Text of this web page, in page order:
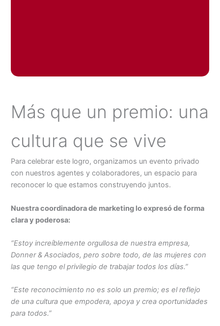
Más que un premio: una
cultura que se vive
Para celebrar este logro, organizamos un evento privado
con nuestros agentes y colaboradores, un espacio para
reconocer lo que estamos construyendo juntos.
Nuestra coordinadora de marketing lo expresó de forma
clara y poderosa:
“Estoy increíblemente orgullosa de nuestra empresa,
Donner & Asociados, pero sobre todo, de las mujeres con
las que tengo el privilegio de trabajar todos los días.”
“Este reconocimiento no es solo un premio; es el reflejo
de una cultura que empodera, apoya y crea oportunidades
para todos.”